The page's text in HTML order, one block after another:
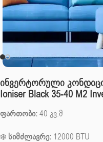
Ინვერტორული
Ioniser Black 35-40 M2
ფართობი:40 კვ.მ
❄️ სიმძლავრე: 12000 BTU